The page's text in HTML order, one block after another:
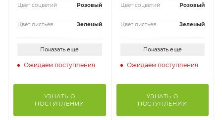
Цвет соцветий Розовый
Цвет листьев Зеленый
Показать еще
Ожидаем поступления
УЗНАТЬ О
ПОСТУПЛЕНИИ
Цвет соцветий Розовый
Цвет листьев Зеленый
Показать еще
Ожидаем поступления
УЗНАТЬ О
ПОСТУПЛЕНИИ